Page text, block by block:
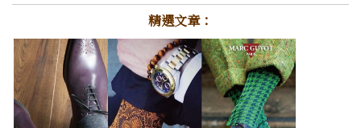
精選文章：